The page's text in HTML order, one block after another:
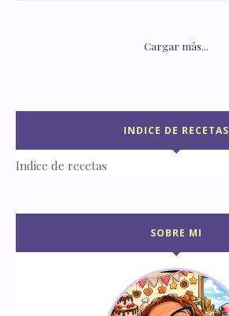
Cargar más...
INDICE DE RECETAS
Indice de recetas
SOBRE MI